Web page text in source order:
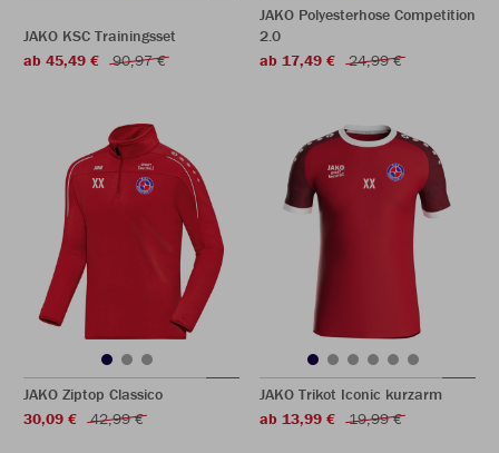
JAKO KSC Trainingsset
ab 45,49 €
90,97 €
JAKO Polyesterhose Competition
2.0
ab 17,49 €
24,99 €
JAKO Ziptop Classico
30,09 €
42,99 €
JAKO Trikot Iconic kurzarm
ab 13,99 €
19,99 €